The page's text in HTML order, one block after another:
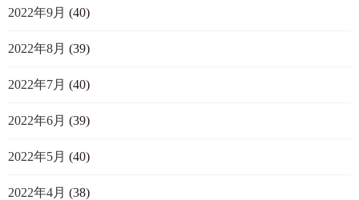
2022年9月 (40)
2022年8月 (39)
2022年7月 (40)
2022年6月 (39)
2022年5月 (40)
2022年4月 (38)